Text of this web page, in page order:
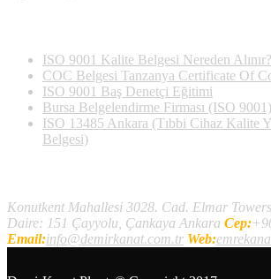
ISO 9001 Kalite Belgesi Nereden
COC Belgesi Tanzanya Certificate Of
ISO 9001 Baş Denetçi Eğitimi
Bursa Belgelendirme Firması (ISO 9001)
ISO 13485 Ankara (Tıbbi Cihaz Kalite
Belgesi)
Konutkent Mahallesi 3028. Cad. Elmar
Daire: 151 Çayyolu, Çankaya Ankara Cep:
Email:info@demirkanat.com.tr Web: